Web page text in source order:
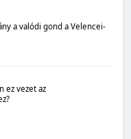
a valódi gond a Velencei-
ez vezet az